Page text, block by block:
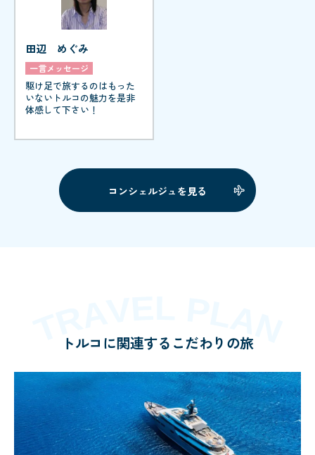
田辺 めぐみ
一言メッセージ
駆け足で旅するのはもった
いないトルコの魅力を是非
体感して下さい！
コンシェルジュを見る
トルコに関連するこだわりの旅